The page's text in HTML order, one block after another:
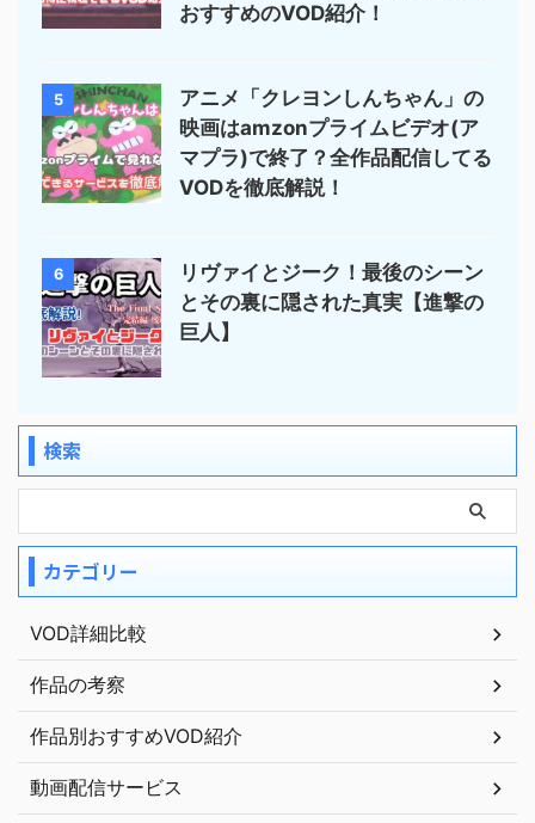
おすすめのVOD紹介！
5
アニメ「クレヨンしんちゃん」の
映画はamzonプライムビデオ(ア
マプラ)で終了？全作品配信してる
VODを徹底解説！
6
リヴァイとジーク！最後のシーン
とその裏に隠された真実【進撃の
巨人】
検索
カテゴリー
VOD詳細比較
作品の考察
作品別おすすめVOD紹介
動画配信サービス